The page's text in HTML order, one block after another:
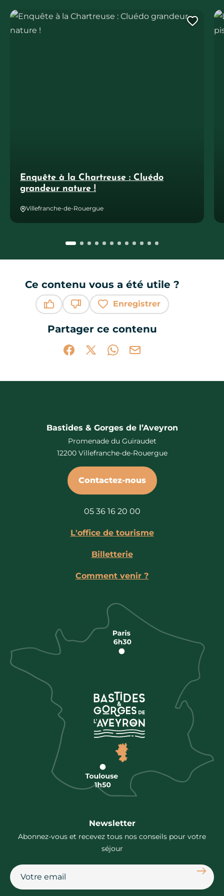
Enquête à la Chartreuse : Cluédo
grandeur nature !
Villefranche-de-Rouergue
Enquête à la Chartreuse : Cluédo grandeur nature ! Le
Ce contenu vous a été utile ?
Enregistrer
Partager ce contenu
Partager sur Facebook (nouvelle
Partager sur X / Twitter (nouvelle
Partager sur WhatsApp
Partager par mail
Bastides & Gorges de l’Aveyron
Promenade du Guiraudet
12200 Villefranche-de-Rouergue
Contactez-nous
05 36 16 20 00
L'office de tourisme
Billetterie
Comment venir ?
Newsletter
Abonnez-vous et recevez tous nos conseils pour votre
séjour